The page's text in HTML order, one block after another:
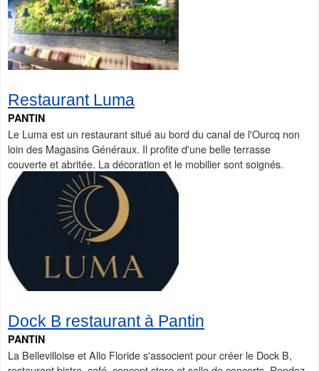
Restaurant Luma
PANTIN
Le Luma est un restaurant situé au bord du canal de l'Ourcq non
loin des Magasins Généraux. Il profite d'une belle terrasse
couverte et abritée. La décoration et le mobilier sont soignés.
Dock B restaurant à Pantin
PANTIN
La Bellevilloise et Allo Floride s'associent pour créer le Dock B,